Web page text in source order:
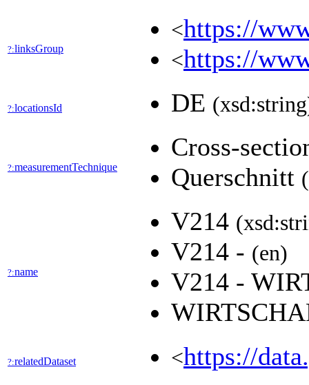
?:linksGroup
<https://
<https://
?:locationsId DE
?:measurementTechnique
Cross-
Querschnitt
?:name
V214
V214 - (en)
V214 -
?:relatedDataset <https://